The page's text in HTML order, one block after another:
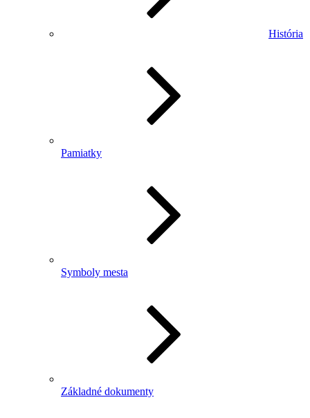
História
Pamiatky
Symboly mesta
Základné dokumenty